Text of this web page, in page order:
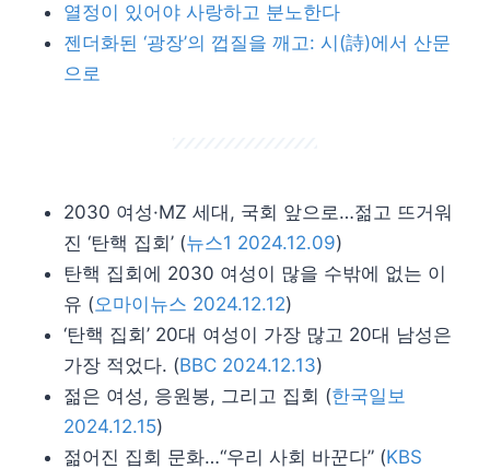
열정이 있어야 사랑하고 분노한다
젠더화된 ‘광장’의 껍질을 깨고: 시(詩)에서 산문
으로
2030 여성·MZ 세대, 국회 앞으로…젊고 뜨거워
진 ‘탄핵 집회’ (뉴스1 2024.12.09)
탄핵 집회에 2030 여성이 많을 수밖에 없는 이
유 (오마이뉴스 2024.12.12)
‘탄핵 집회’ 20대 여성이 가장 많고 20대 남성은
가장 적었다. (BBC 2024.12.13)
젊은 여성, 응원봉, 그리고 집회 (한국일보
2024.12.15)
젊어진 집회 문화…“우리 사회 바꾼다” (KBS